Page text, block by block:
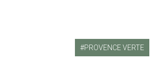
PROVENCE VERTE